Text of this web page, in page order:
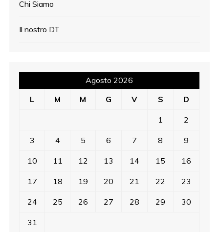
Chi Siamo
Il nostro DT
Agosto 2026
L
M M G V S D
1 2
3 4 5 6 7 8 9
10 11 12 13 14 15 16
17 18 19 20 21 22 23
24 25 26 27 28 29 30
31